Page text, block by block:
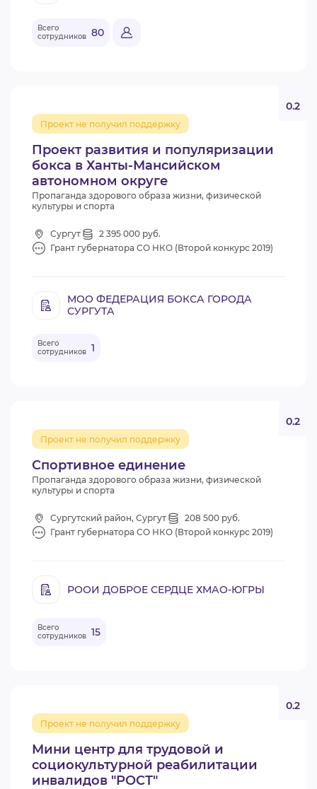
Всего
сотрудников 80
Проект развития и популяризации
бокса в Ханты-Мансийском
автономном округе
Проект не получил поддержку
0.2
Пропаганда здорового образа жизни, физической
культуры и спорта
Сургут
2 395 000 руб.
Грант губернатора СО НКО (Второй конкурс 2019)
МОО ФЕДЕРАЦИЯ БОКСА ГОРОДА
СУРГУТА
Всего
сотрудников 1
Спортивное единение
Проект не получил поддержку
0.2
Пропаганда здорового образа жизни, физической
культуры и спорта
Сургутский район, Сургут
208 500 руб.
Грант губернатора СО НКО (Второй конкурс 2019)
РООИ ДОБРОЕ СЕРДЦЕ ХМАО-ЮГРЫ
Всего
сотрудников 15
Мини центр для трудовой и
социокультурной реабилитации
инвалидов "РОСТ"
Проект не получил поддержку
0.2